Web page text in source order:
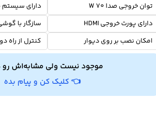
توان خروجی صدا 70 W
دارای سیستم صوتی
دارای پورت خروجی HDMI
سازگار با
امکان نصب بر روی دیوار
کنترل از راه
موجود نیست ولی مشابه‌اش رو
👈 کلیک کن و پیام بده